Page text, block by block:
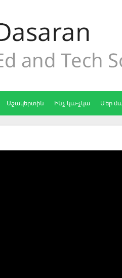
Աշակերտին Ինչ կա-չկա Մեր